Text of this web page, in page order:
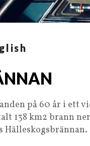
på 60 år i ett
138 km2 brann
Hälleskogsbrännan.